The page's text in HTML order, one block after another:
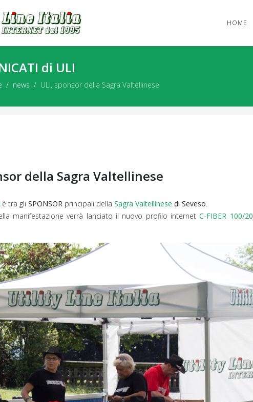
HOME
di ULI
news ULI, sponsor della Sagra Valtellinese
della Sagra Valtellinese
è tra gli SPONSOR principali della Sagra Valtellinese di Seveso.
manifestazione verrà lanciato il nuovo profilo internetC-FIBER 100/20